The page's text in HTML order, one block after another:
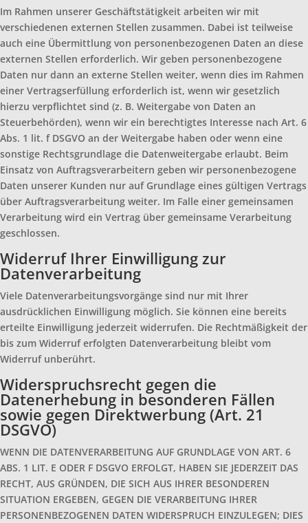
Im Rahmen unserer Geschäftstätigkeit arbeiten wir mit
verschiedenen externen Stellen zusammen. Dabei ist teilweise
auch eine Übermittlung von personenbezogenen Daten an diese
externen Stellen erforderlich. Wir geben personenbezogene
Daten nur dann an externe Stellen weiter, wenn dies im Rahmen
einer Vertragserfüllung erforderlich ist, wenn wir gesetzlich
hierzu verpflichtet sind (z. B. Weitergabe von Daten an
Steuerbehörden), wenn wir ein berechtigtes Interesse nach Art. 6
Abs. 1 lit. f DSGVO an der Weitergabe haben oder wenn eine
sonstige Rechtsgrundlage die Datenweitergabe erlaubt. Beim
Einsatz von Auftragsverarbeitern geben wir personenbezogene
Daten unserer Kunden nur auf Grundlage eines gültigen Vertrags
über Auftragsverarbeitung weiter. Im Falle einer gemeinsamen
Verarbeitung wird ein Vertrag über gemeinsame Verarbeitung
geschlossen.
Widerruf Ihrer Einwilligung zur
Datenverarbeitung
Viele Datenverarbeitungsvorgänge sind nur mit Ihrer
ausdrücklichen Einwilligung möglich. Sie können eine bereits
erteilte Einwilligung jederzeit widerrufen. Die Rechtmäßigkeit der
bis zum Widerruf erfolgten Datenverarbeitung bleibt vom
Widerruf unberührt.
Widerspruchsrecht gegen die
Datenerhebung in besonderen Fällen
sowie gegen Direktwerbung (Art. 21
DSGVO)
WENN DIE DATENVERARBEITUNG AUF GRUNDLAGE VON ART. 6
ABS. 1 LIT. E ODER F DSGVO ERFOLGT, HABEN SIE JEDERZEIT DAS
RECHT, AUS GRÜNDEN, DIE SICH AUS IHRER BESONDEREN
SITUATION ERGEBEN, GEGEN DIE VERARBEITUNG IHRER
PERSONENBEZOGENEN DATEN WIDERSPRUCH EINZULEGEN; DIES